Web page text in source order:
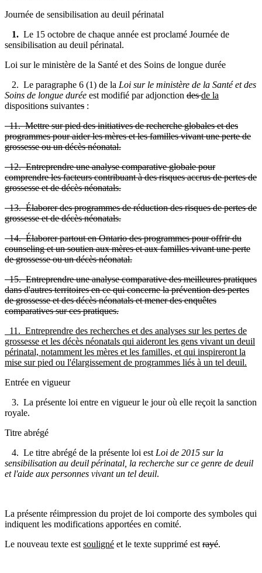
Journée de sensibilisation au deuil périnatal
1. Le 15 octobre de chaque année est proclamé Journée de
sensibilisation au deuil périnatal.
Loi sur le ministère de la Santé et des Soins de longue durée
2. Le paragraphe 6 (1) de la Loi sur le ministère de la Santé et des
Soins de longue durée est modifié par adjonction desde la
dispositions suivantes :
11. Mettre sur pied des initiatives de recherche globales et des
programmes pour aider les mères et les familles vivant une perte de
grossesse ou un décès néonatal.
12. Entreprendre une analyse comparative globale pour
comprendre les facteurs contribuant à des risques accrus de pertes de
grossesse et de décès néonatals.
13. Élaborer des programmes de réduction des risques de pertes de
grossesse et de décès néonatals.
14. Élaborer partout en Ontario des programmes pour offrir du
counseling et un soutien aux mères et aux familles vivant une perte
de grossesse ou un décès néonatal.
15. Entreprendre une analyse comparative des meilleures pratiques
dans d'autres territoires en ce qui concerne la prévention des pertes
de grossesse et des décès néonatals et mener des enquêtes
comparatives sur ces pratiques.
11. Entreprendre des recherches et des analyses sur les pertes de
grossesse et les décès néonatals qui aideront les gens vivant un deuil
périnatal, notamment les mères et les familles, et qui inspireront la
mise sur pied ou l'élargissement de programmes liés à un tel deuil.
Entrée en vigueur
3. La présente loi entre en vigueur le jour où elle reçoit la sanction
royale.
Titre abrégé
4. Le titre abrégé de la présente loi est Loi de 2015 sur la
sensibilisation au deuil périnatal, la recherche sur ce genre de deuil
et l'aide aux personnes vivant un tel deuil.
La présente réimpression du projet de loi comporte des symboles qui
indiquent les modifications apportées en comité.
Le nouveau texte est souligné et le texte supprimé est rayé.